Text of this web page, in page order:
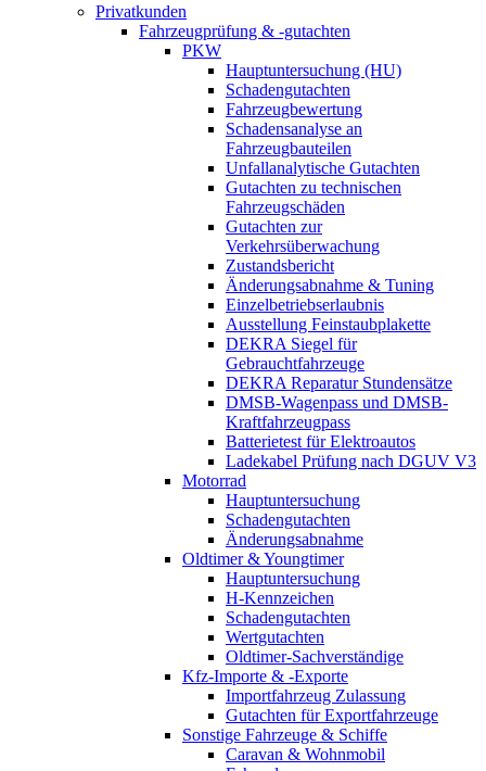
Privatkunden
Fahrzeugprüfung & -gutachten
PKW
Hauptuntersuchung (HU)
Schadengutachten
Fahrzeugbewertung
Schadensanalyse an
Fahrzeugbauteilen
Unfallanalytische Gutachten
Gutachten zu technischen
Fahrzeugschäden
Gutachten zur
Verkehrsüberwachung
Zustandsbericht
Änderungsabnahme & Tuning
Einzelbetriebserlaubnis
Ausstellung Feinstaubplakette
DEKRA Siegel für
Gebrauchtfahrzeuge
DEKRA Reparatur Stundensätze
DMSB-Wagenpass und DMSB-
Kraftfahrzeugpass
Batterietest für Elektroautos
Ladekabel Prüfung nach DGUV V3
Motorrad
Hauptuntersuchung
Schadengutachten
Änderungsabnahme
Oldtimer & Youngtimer
Hauptuntersuchung
H-Kennzeichen
Schadengutachten
Wertgutachten
Oldtimer-Sachverständige
Kfz-Importe & -Exporte
Importfahrzeug Zulassung
Gutachten für Exportfahrzeuge
Sonstige Fahrzeuge & Schiffe
Caravan & Wohnmobil